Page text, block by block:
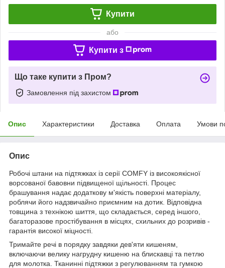
Купити
або
Купити з
Що таке купити з Пром?
Замовлення під захистом
Опис Характеристики Доставка Оплата Умови
Опис
Робочі штани на підтяжках із серії COMFY із високоякісної
ворсованої бавовни підвищеної щільності. Процес
брашування надає додаткову м'якість поверхні матеріалу,
роблячи його надзвичайно приємним на дотик. Відповідна
товщина з технікою шиття, що складається, серед іншого,
багаторазове простібування в місцях, схильних до розривів -
гарантія високої міцності.
Тримайте речі в порядку завдяки дев'яти кишеням,
включаючи велику нагрудну кишеню на блискавці та петлю
для молотка. Тканинні підтяжки з регулюванням та гумкою